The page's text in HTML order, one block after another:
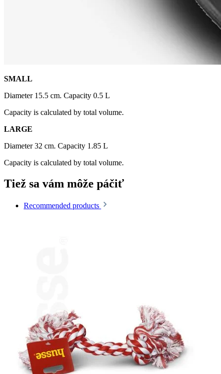
SMALL
Diameter 15.5 cm. Capacity 0.5 L
Capacity is calculated by total volume.
LARGE
Diameter 32 cm. Capacity 1.85 L
Capacity is calculated by total volume.
Tiež sa vám môže páčiť
Recommended products